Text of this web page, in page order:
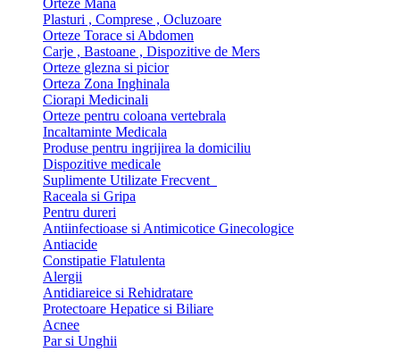
Orteze Mana
Plasturi , Comprese , Ocluzoare
Orteze Torace si Abdomen
Carje , Bastoane , Dispozitive de Mers
Orteze glezna si picior
Orteza Zona Inghinala
Ciorapi Medicinali
Orteze pentru coloana vertebrala
Incaltaminte Medicala
Produse pentru ingrijirea la domiciliu
Dispozitive medicale
Suplimente Utilizate Frecvent
Raceala si Gripa
Pentru dureri
Antiinfectioase si Antimicotice Ginecologice
Antiacide
Constipatie Flatulenta
Alergii
Antidiareice si Rehidratare
Protectoare Hepatice si Biliare
Acnee
Par si Unghii